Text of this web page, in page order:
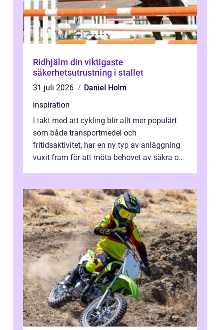
Ridhjälm din viktigaste
säkerhetsutrustning i stallet
31 juli 2026
Daniel Holm
inspiration
I takt med att cykling blir allt mer populärt
som både transportmedel och
fritidsaktivitet, har en ny typ av anläggning
vuxit fram för att möta behovet av säkra och